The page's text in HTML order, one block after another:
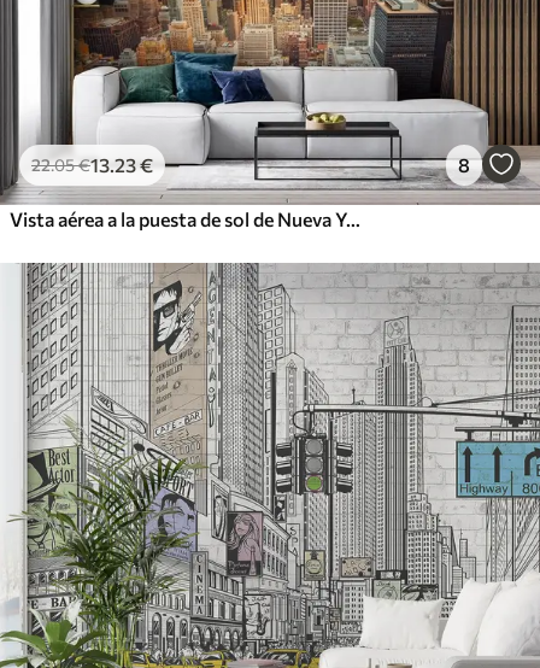
22.05€13.23€ 8
Vista aérea a la puesta de sol de Nueva York